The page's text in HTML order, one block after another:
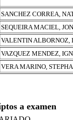
SANCHEZ CORREA,
SEQUEIRA MACIEL,
VALENTIN ALBORNOZ,
VAZQUEZ MENDEZ,
VERA MARINO,
a examen